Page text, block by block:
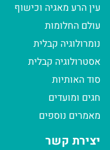
עין הרע מאגיה וכישוף
עולם החלומות
נומרולוגיה קבלית
אסטרולוגיה קבלית
סוד האותיות
חגים ומועדים
מאמרים נוספים
יצירת קשר